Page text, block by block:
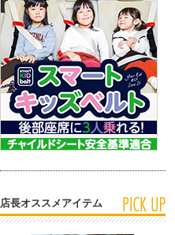
店長オススメアイテム